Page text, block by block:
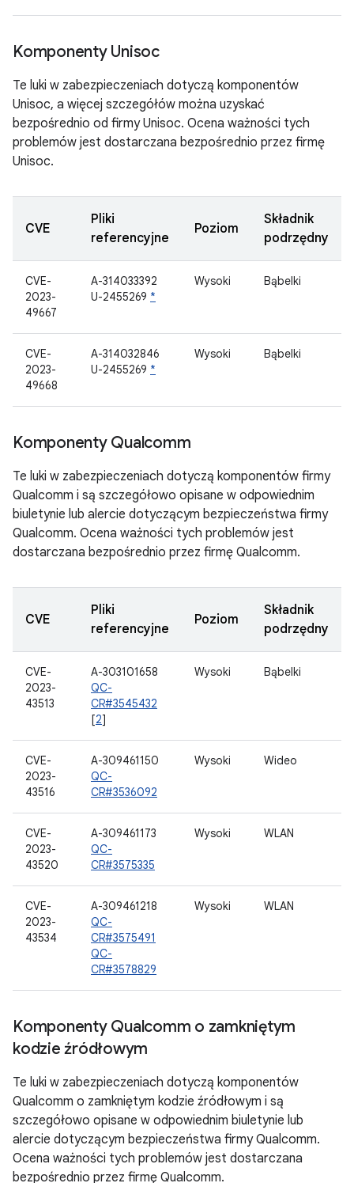
Komponenty Unisoc
Te luki w zabezpieczeniach dotyczą komponentów
Unisoc, a więcej szczegółów można uzyskać
bezpośrednio od firmy Unisoc. Ocena ważności tych
problemów jest dostarczana bezpośrednio przez firmę
Unisoc.
CVE
Pliki
referencyjne
Poziom
Składnik
podrzędny
CVE-
2023-
49667
A-314033392
U-2455269 *
Wysoki Bąbelki
CVE-
2023-
49668
A-314032846
U-2455269 *
Wysoki Bąbelki
Komponenty Qualcomm
Te luki w zabezpieczeniach dotyczą komponentów firmy
Qualcomm i są szczegółowo opisane w odpowiednim
biuletynie lub alercie dotyczącym bezpieczeństwa firmy
Qualcomm. Ocena ważności tych problemów jest
dostarczana bezpośrednio przez firmę Qualcomm.
CVE
Pliki
referencyjne
Poziom
Składnik
podrzędny
CVE-
2023-
43513
A-303101658
QC-
CR#3545432
[2]
Wysoki Bąbelki
CVE-
2023-
43516
A-309461150
QC-
CR#3536092
Wysoki Wideo
CVE-
2023-
43520
A-309461173
QC-
CR#3575335
Wysoki WLAN
CVE-
2023-
43534
A-309461218
QC-
CR#3575491
QC-
CR#3578829
Wysoki WLAN
Komponenty Qualcomm o zamkniętym
kodzie źródłowym
Te luki w zabezpieczeniach dotyczą komponentów
Qualcomm o zamkniętym kodzie źródłowym i są
szczegółowo opisane w odpowiednim biuletynie lub
alercie dotyczącym bezpieczeństwa firmy Qualcomm.
Ocena ważności tych problemów jest dostarczana
bezpośrednio przez firmę Qualcomm.